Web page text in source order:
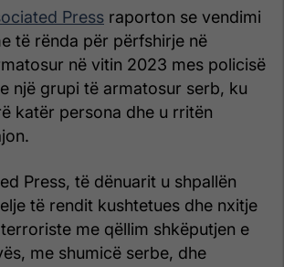
Press raporton se vendimi
të rënda për përfshirje në
në vitin 2023 mes policisë
një grupi të armatosur serb, ku
katër persona dhe u rritën
Press, të dënuarit u shpallën
të rendit kushtetues dhe nxitje
me qëllim shkëputjen e
me shumicë serbe, dhe